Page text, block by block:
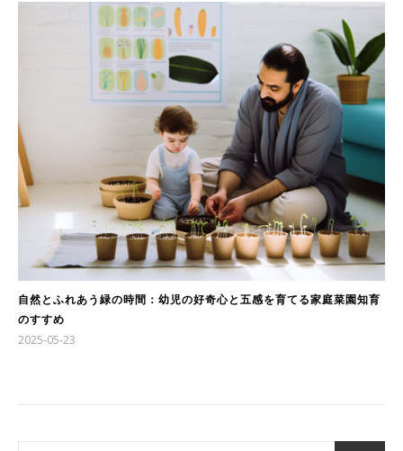
自然とふれあう緑の時間：幼児の好奇心と五感を育てる家庭菜園知育
のすすめ
2025-05-23